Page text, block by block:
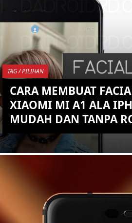
TAG / PILIHAN
CARA MEMBUAT
XIAOMI MI A1 ALA
MUDAH DAN TANPA
KEMBALI KE